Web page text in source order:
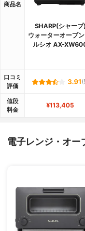
商品名
SHARP(シャープ)
ウォーターオーブ
ルシオ AX-
口コミ
評価
3.91
値段
料金
¥113,405
電子レンジ・オー